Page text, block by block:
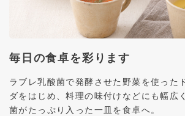
毎日の食卓を彩ります
ラブレ乳酸菌で発酵させた野菜を使った
ダをはじめ、料理の味付けなどにも幅広
菌がたっぷり入った一皿を食卓へ。